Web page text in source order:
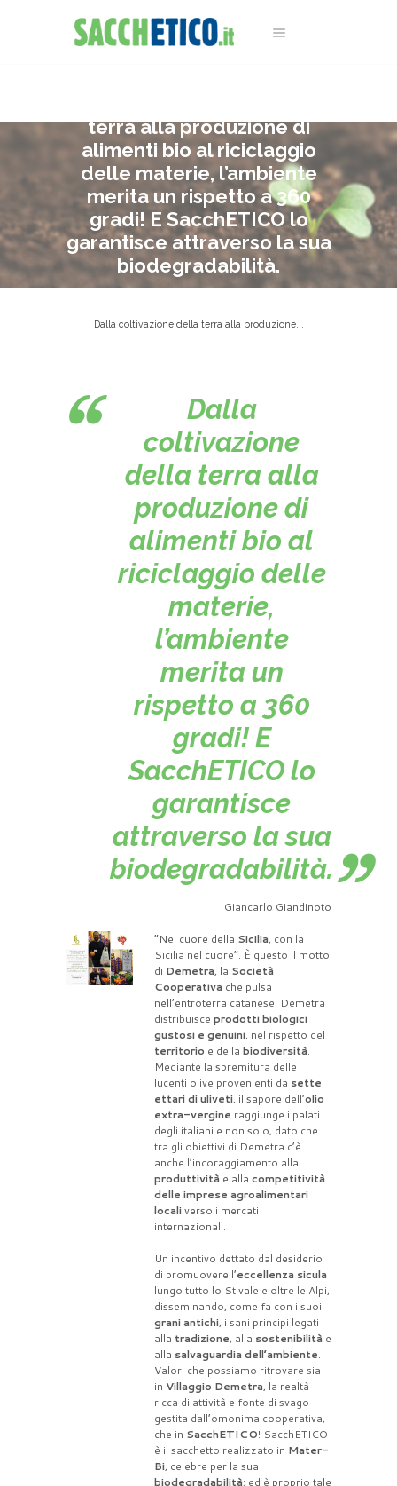
terra alla produzione di
alimenti bio al riciclaggio
delle materie, l’ambiente
merita un rispetto a 360
gradi! E SacchETICO lo
garantisce attraverso la sua
biodegradabilità.
Dalla coltivazione della terra alla produzione...
Dalla
coltivazione
della terra alla
produzione di
alimenti bio al
riciclaggio delle
materie,
l’ambiente
merita un
rispetto a 360
gradi! E
SacchETICO lo
garantisce
attraverso la sua
biodegradabilità.
Giancarlo Giandinoto
“Nel cuore della Sicilia, con la
Sicilia nel cuore”. È questo il motto
di Demetra, la Società
Cooperativa che pulsa
nell’entroterra catanese. Demetra
distribuisce prodotti biologici
gustosi e genuini, nel rispetto del
territorio e della biodiversità.
Mediante la spremitura delle
lucenti olive provenienti da sette
ettari di uliveti, il sapore dell’olio
extra-vergine raggiunge i palati
degli italiani e non solo, dato che
tra gli obiettivi di Demetra c’è
anche l’incoraggiamento alla
produttività e alla competitività
delle imprese agroalimentari
locali verso i mercati
internazionali.
Un incentivo dettato dal desiderio
di promuovere l’eccellenza sicula
lungo tutto lo Stivale e oltre le Alpi,
disseminando, come fa con i suoi
grani antichi, i sani principi legati
alla tradizione, alla sostenibilità e
alla salvaguardia dell’ambiente.
Valori che possiamo ritrovare sia
in Villaggio Demetra, la realtà
ricca di attività e fonte di svago
gestita dall’omonima cooperativa,
che in SacchETICO! SacchETICO
è il sacchetto realizzato in Mater-
Bi, celebre per la sua
biodegradabilità; ed è proprio tale